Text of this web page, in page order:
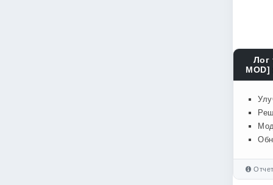
Лог